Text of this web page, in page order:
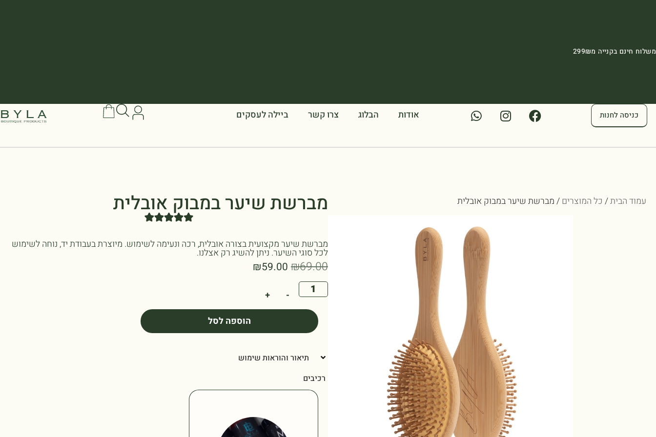
משלוח חינם בקנייה מ299₪
כניסה לחנות אודות הבלוג צרו קשר ביילה לעסקים
מברשת שיער במבוק אובלית
מברשת שיער מקצועית בצורה אובלית, רכה ונעימה לשימוש. מיוצרת בעבודת יד, נוחה לשימוש
לכל סוגי השיער. ניתן להשיג רק אצלנו.
₪69.00
₪59.00
-
+
הוספה לסל
תיאור והוראות שימוש
רכיבים
עמוד הבית/ כל המוצרים/ מברשת שיער במבוק אובלית